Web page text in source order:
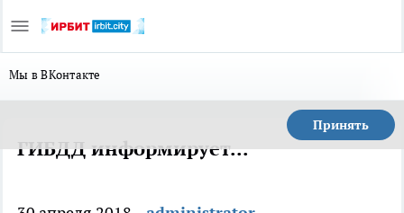
Мы в ВКонтакте
Принять
ГИБДД информирует...